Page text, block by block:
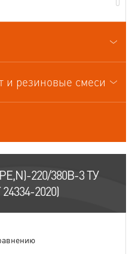
и резиновые смеси
220/380В-3 ТУ
2020)